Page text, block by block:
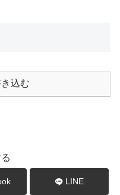
込む
LINE